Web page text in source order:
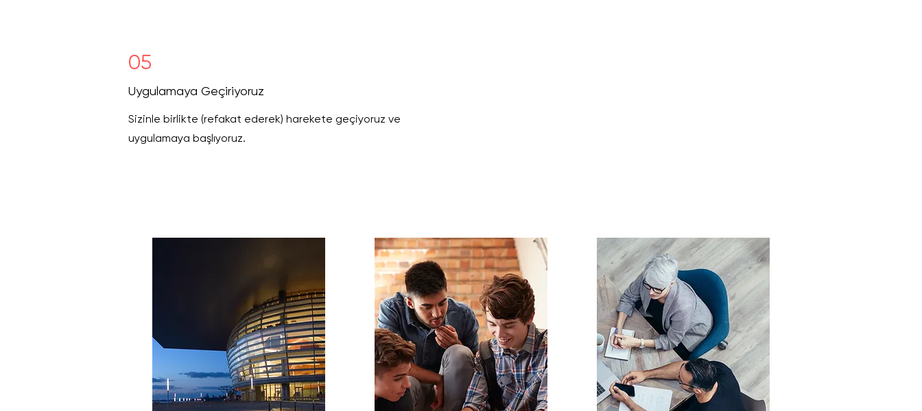
05
Uygulamaya Geçiriyoruz
Sizinle birlikte (refakat ederek) harekete geçiyoruz ve
uygulamaya başlıyoruz.
70%
Türkiye'deki ilk 500
Şirketin
120.000+
Öğrenci
150+ Yıl
Toplam Tecrübe